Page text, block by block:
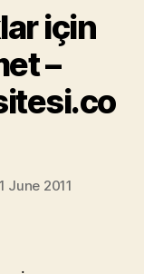
için
–
June 2011